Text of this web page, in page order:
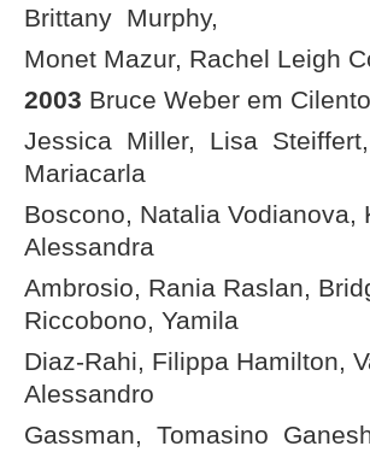
Brittany Murphy,
Monet Mazur, Rachel Leigh
2003 Bruce Weber em
Jessica Miller, Lisa
Mariacarla
Boscono, Natalia
Alessandra
Ambrosio, Rania Raslan,
Riccobono, Yamila
Diaz-Rahi, Filippa Hamilton,
Alessandro
Gassman, Tomasino